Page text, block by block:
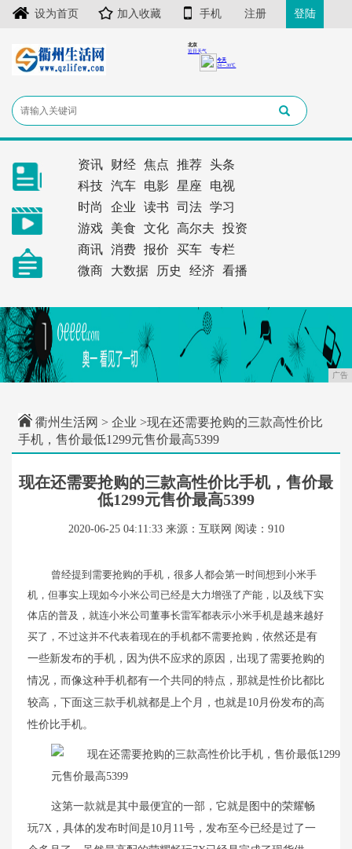
设为首页 加入收藏 手机 注册 登陆
资讯 财经 焦点 推荐
头条
科技
汽车 电影 星座
电视
时尚
企业 读书 司法
学习
游戏
美食 文化 高尔夫
投资
商讯
消费 报价 买车
专栏
微商
大数据 历史 经济 看播
广告
衢州生活网 > 企业 >现在还需要抢购的三款高性价比
手机，售价最低1299元售价最高5399
现在还需要抢购的三款高性价比手机，售价最
低1299元售价最高5399
2020-06-25 04:11:33 来源：互联网 阅读：910
曾经提到需要抢购的手机，很多人都会第一时间想到小米手
机，但事实上现如今小米公司已经是大力增强了产能，以及线下实
体店的普及，就连小米公司董事长雷军都表示小米手机是越来越好
买了，不过这并不代表着现在的手机都不需要抢购， 依然还是有
一些新发布的手机，因为供不应求的原因，出现了需要抢购的
情况，而像这种手机都有一个共同的特点，那就是性价比都比
较高，下面这三款手机就都是上个月，也就是10月份发布的高
性价比手机。
这第一款就是其中最便宜的一部，它就是图中的荣耀畅
玩7X，具体的发布时间是10月11号，发布至今已经是过了一